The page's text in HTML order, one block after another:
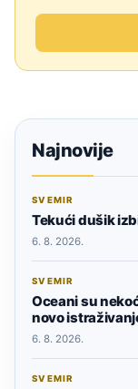
Najnovije
SVEMIR
Tekući dušik
6. 8. 2026.
SVEMIR
Oceani su
novo
6. 8. 2026.
SVEMIR